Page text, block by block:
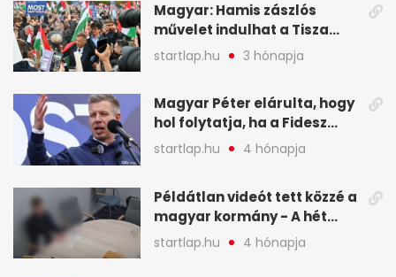
Magyar: Hamis zászlós
művelet indulhat a Tisza
ellen a választás napján - A
hét legfontosabb eseményei
startlap.hu 3 hónapja
Magyar Péter elárulta, hogy
hol folytatja, ha a Fidesz
nyeri a választást - A hét
legfontosabb hírei
startlap.hu 4 hónapja
Példátlan videót tett közzé a
magyar kormány - A hét
legfontosabb hírei
képekben
startlap.hu 4 hónapja